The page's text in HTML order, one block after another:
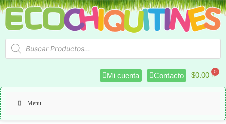
Mi cuenta Contacto $0.00
Menu